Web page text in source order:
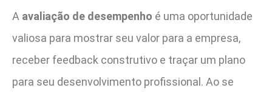
A avaliação de desempenho é uma oportunidade
valiosa para mostrar seu valor para a empresa,
receber feedback construtivo e traçar um plano
para seu desenvolvimento profissional. Ao se